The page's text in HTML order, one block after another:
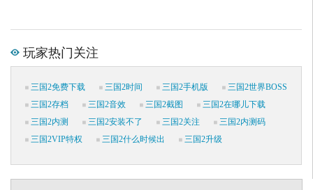
玩家热门关注
三国2免费下载 三国2时间 三国2手机版
三国2世界BOSS
三国2存档
三国2音效 三国2截图
三国2在哪儿下载
三国2内测
三国2安装不了 三国2关注
三国2内测码
三国2VIP特权
三国2什么时候出 三国2升级